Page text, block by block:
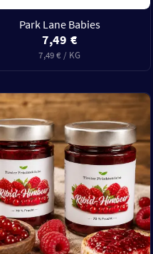
Park Lane Babies
7,49 €
7,49 € / KG